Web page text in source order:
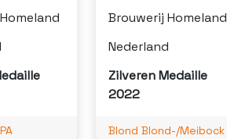
Brouwerij Homeland
Nederland
Zilveren Medaille
2022
Blond Blond-/Meibock